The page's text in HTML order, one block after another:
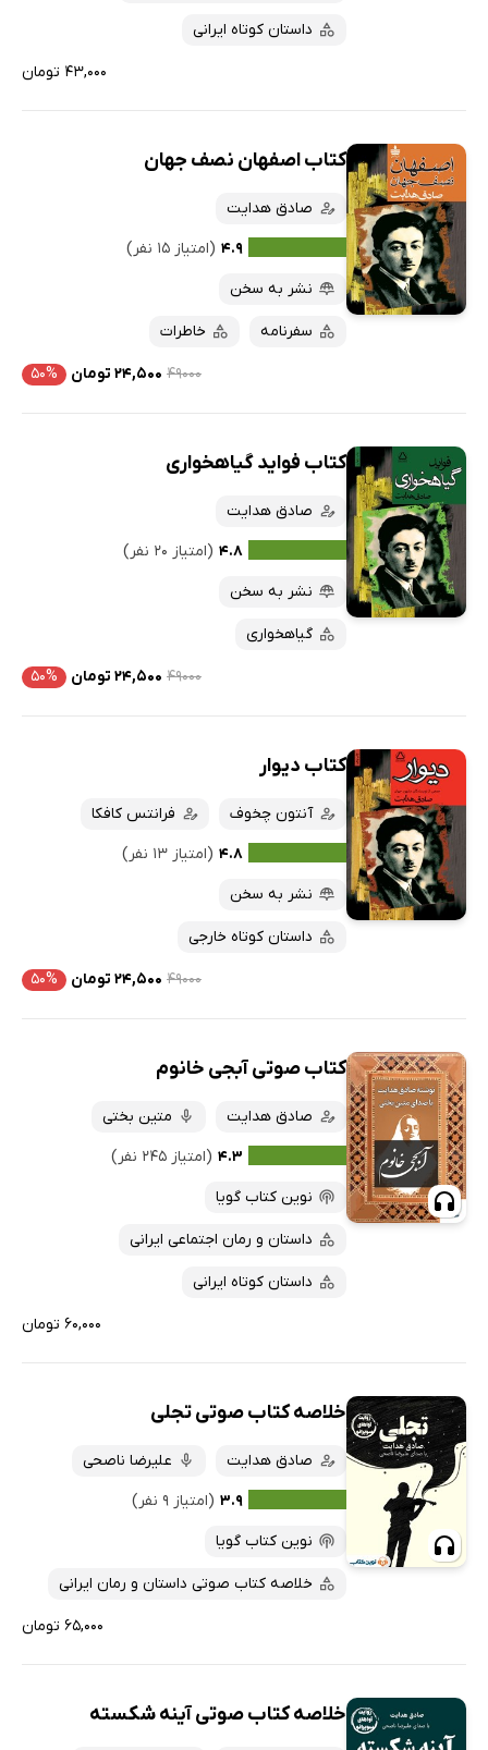
داستان کوتاه ایرانی
۴۳,۰۰۰ تومان
کتاب اصفهان نصف جهان
صادق هدایت
۴.۹ (امتیاز ۱۵ نفر)
نشر به سخن
سفرنامه خاطرات
۴۹۰۰۰ ۲۴,۵۰۰ تومان ۵۰%
کتاب فواید گیاهخواری
صادق هدایت
۴.۸ (امتیاز ۲۰ نفر)
نشر به سخن
گیاهخواری
۴۹۰۰۰ ۲۴,۵۰۰ تومان ۵۰%
کتاب دیوار
آنتون چخوف
فرانتس کافکا
۴.۸ (امتیاز ۱۳ نفر)
نشر به سخن
داستان کوتاه خارجی
۴۹۰۰۰ ۲۴,۵۰۰ تومان ۵۰%
کتاب صوتی آبجی خانوم
صادق هدایت
متین بختی
۴.۳ (امتیاز ۲۴۵ نفر)
نوین کتاب گویا
داستان و رمان اجتماعی ایرانی
داستان کوتاه ایرانی
۶۰,۰۰۰ تومان
خلاصه کتاب صوتی تجلی
صادق هدایت
علیرضا ناصحی
۳.۹ (امتیاز ۹ نفر)
نوین کتاب گویا
خلاصه کتاب صوتی داستان و رمان ایرانی
۶۵,۰۰۰ تومان
خلاصه کتاب صوتی آینه شکسته